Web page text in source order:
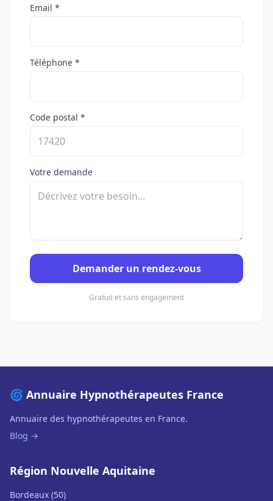
Email *
Téléphone *
Code postal *
Votre demande
Demander un rendez-vous
Gratuit et sans engagement
🌀 Annuaire Hypnothérapeutes France
Annuaire des hypnothérapeutes en France.
Blog →
Région Nouvelle Aquitaine
Bordeaux (50)